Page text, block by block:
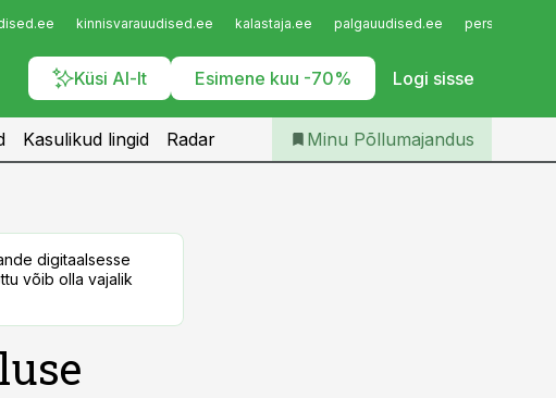
kinnisvarauudised.ee kalastaja.ee palgauudised.ee
Küsi AI-lt Esimene kuu -70% Logi sisse
Iseteenindus
Telli Põllumajandus
Kasulikud lingid Radar Minu Põllumajandus
digitaalsesse
võib olla vajalik